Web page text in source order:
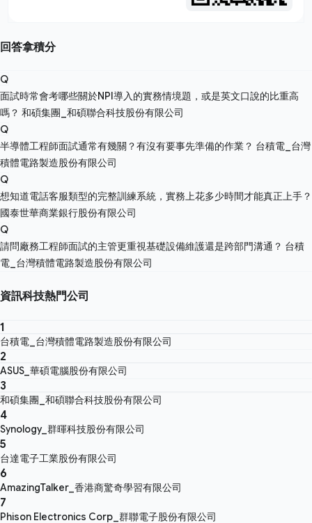
回答拿積分
Q
面試時常會考哪些關於NPI導入的實務情境題，或是英文口說的比重高
嗎？ 和碩集團_和碩聯合科技股份有限公司
Q
半導體工程師面試通常有幾關？有沒有要事先準備的作業？ 台積電_台灣
積體電路製造股份有限公司
Q
想知道電話客服類型的完整訓練系統，實務上花多少時間才能真正上手？
國泰世華商業銀行股份有限公司
Q
請問廠務工程師面試的主管更重視基礎設備維護還是跨部門溝通？ 台積
電_台灣積體電路製造股份有限公司
資訊科技熱門公司
1
台積電_台灣積體電路製造股份有限公司
2
ASUS_華碩電腦股份有限公司
3
和碩集團_和碩聯合科技股份有限公司
4
Synology_群暉科技股份有限公司
5
台達電子工業股份有限公司
6
AmazingTalker_香港商驚奇學習有限公司
7
Phison Electronics Corp_群聯電子股份有限公司